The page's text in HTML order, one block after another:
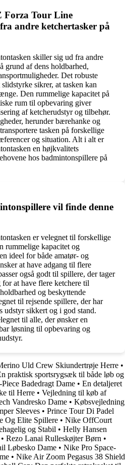
Forza Tour Line
andre ketchertasker på
skiller sig ud fra andre
grund af dens holdbarhed,
Det robuste
sikrer, at tasken kan
Den rummelige kapacitet på
rum til opbevaring giver
af ketcherudstyr og tilbehør.
herunder bærehanke og
tasken på forskellige
og situation. Alt i alt er
en højkvalitets
hos badmintonspillere på
vil finde denne
er velegnet til forskellige
rummelige kapacitet og
ideel for både amatør- og
at have adgang til flere
også godt til spillere, der tager
at have flere ketchere til
og beskyttende
til rejsende spillere, der har
udstyr sikkert og i god stand.
til alle, der ønsker en
løsning til opbevaring og
Uld Crew Skiundertrøje Herre •
praktisk sportsrygsæk til både løb og
Badedragt Dame • En detaljeret
til Herre • Vejledning til køb af
Vandresko Dame • Købsvejledning
Sleeves • Prince Tour Di Padel
Og Elite Spillere • Nike OffCourt
og Stabil • Helly Hansen
• Rezo Lanai Rulleskøjter Børn •
Løbesko Dame • Nike Pro Space-
• Nike Air Zoom Pegasus 38 Shield